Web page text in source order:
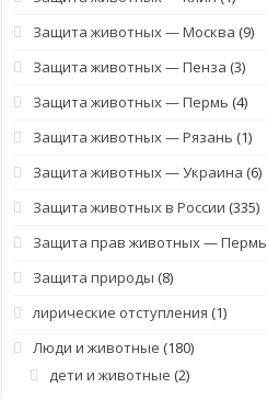
Защита животных — Москва (9)
Защита животных — Пенза (3)
Защита животных — Пермь (4)
Защита животных — Рязань (1)
Защита животных — Украина (6)
Защита животных в России (335)
Защита прав животных — Пермь
Защита природы (8)
лирические отступления (1)
Люди и животные (180)
дети и животные (2)